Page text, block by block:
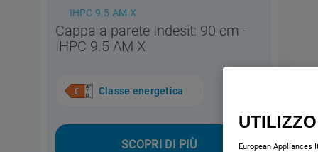
IHPC 9.5 AM X
Cappa a parete Indesit: 90 cm -
IHPC 9.5 AM X
Classe energetica
SCOPRI DI PIÙ
European Appliances